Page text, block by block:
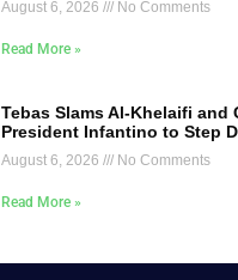
August 6, 2026 No Comments
Read More »
Tebas Slams Al-Khelaifi and
President Infantino to Step
August 6, 2026 No Comments
Read More »